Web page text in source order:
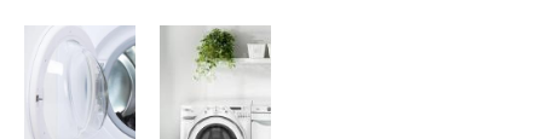
國家電何以
全球“圈
家電消費體
放企業創新